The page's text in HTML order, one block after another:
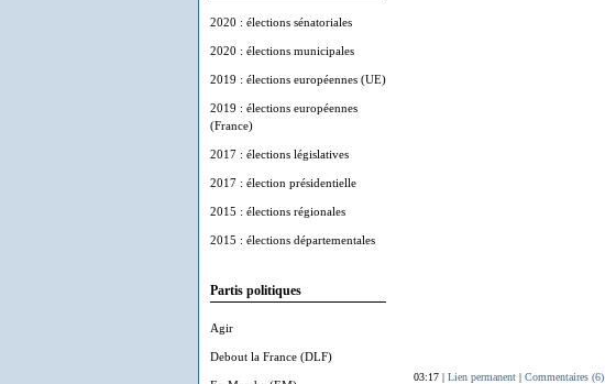
2020 : élections sénatoriales
2020 : élections municipales
2019 : élections européennes (UE)
2019 : élections européennes
(France)
2017 : élections législatives
2017 : élection présidentielle
2015 : élections régionales
2015 : élections départementales
Partis politiques
Agir
Debout la France (DLF)
03:17 | Lien permanent | Commentaires (6)